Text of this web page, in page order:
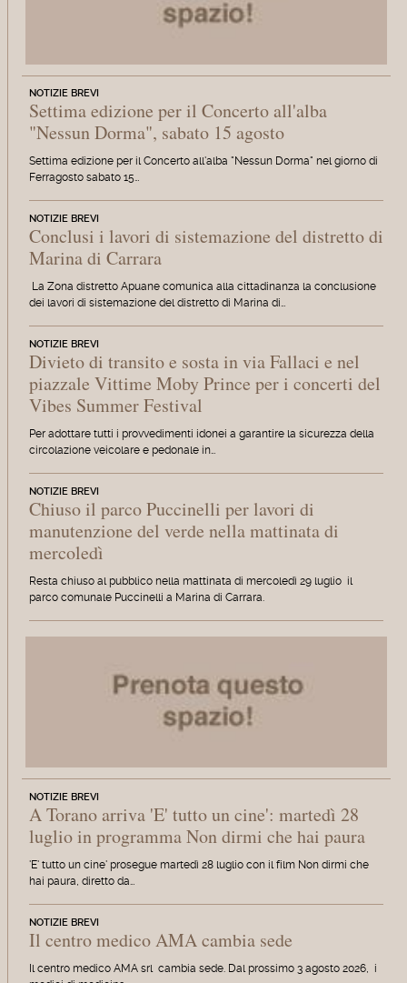
NOTIZIE BREVI
Settima edizione per il Concerto all'alba
"Nessun Dorma", sabato 15 agosto
Settima edizione per il Concerto all'alba "Nessun Dorma" nel giorno di
Ferragosto sabato 15…
NOTIZIE BREVI
Conclusi i lavori di sistemazione del distretto di
Marina di Carrara
La Zona distretto Apuane comunica alla cittadinanza la conclusione
dei lavori di sistemazione del distretto di Marina di…
NOTIZIE BREVI
Divieto di transito e sosta in via Fallaci e nel
piazzale Vittime Moby Prince per i concerti del
Vibes Summer Festival
Per adottare tutti i provvedimenti idonei a garantire la sicurezza della
circolazione veicolare e pedonale in…
NOTIZIE BREVI
Chiuso il parco Puccinelli per lavori di
manutenzione del verde nella mattinata di
mercoledì
Resta chiuso al pubblico nella mattinata di mercoledì 29 luglio il
parco comunale Puccinelli a Marina di Carrara.
NOTIZIE BREVI
A Torano arriva 'E' tutto un cine': martedì 28
luglio in programma Non dirmi che hai paura
'E' tutto un cine' prosegue martedì 28 luglio con il film Non dirmi che
hai paura, diretto da…
NOTIZIE BREVI
Il centro medico AMA cambia sede
Il centro medico AMA srl cambia sede. Dal prossimo 3 agosto 2026, i